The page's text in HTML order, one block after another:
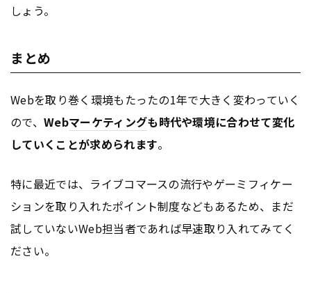
しょう。
まとめ
Webを取り巻く環境もたったの1年で大きく変わっていく
ので、 Webマーケティングも時代や環境に合わせて変化
していくことが求められます。
特に最近では、ライブコマースの流行やゲーミフィケー
ションを取り入れたポイント制度などもあるため、まだ
試していないWeb担当者であれば早速取り入れてみてく
ださい。